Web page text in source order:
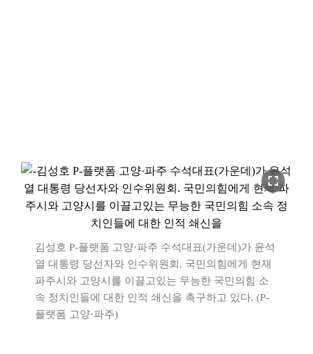
fullscreen
김성호 P-플랫폼 고양·파주 수석대표(가운데)가 윤석
열 대통령 당선자와 인수위원회. 국민의힘에게 현재
파주시와 고양시를 이끌고있는 무능한 국민의힘 소
속 정치인들에 대한 인적 쇄신을 촉구하고 있다. (P-
플랫폼 고양·파주)